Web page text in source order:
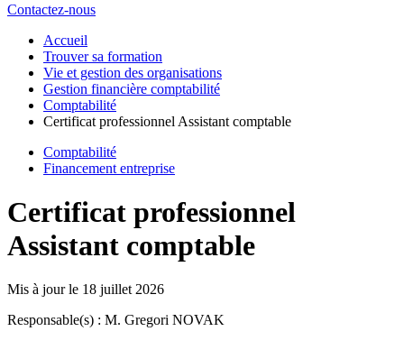
Contactez-nous
Accueil
Trouver sa formation
Vie et gestion des organisations
Gestion financière comptabilité
Comptabilité
Certificat professionnel Assistant comptable
Comptabilité
Financement entreprise
Certificat professionnel
Assistant comptable
Mis à jour le 18 juillet 2026
Responsable(s) : M. Gregori NOVAK